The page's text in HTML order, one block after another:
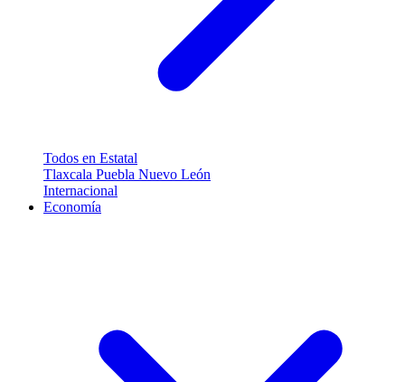
Todos en Estatal
Tlaxcala Puebla Nuevo León
Internacional
Economía